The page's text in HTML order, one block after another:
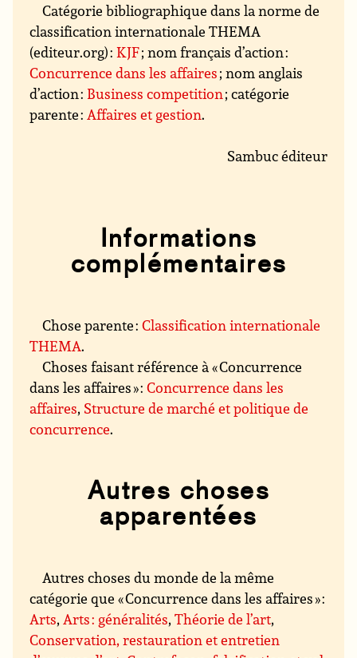
Catégorie bibliographique dans la norme de
classification internationale THEMA
(editeur.org) :KJF; nom français d’action :
Concurrence dans les affaires; nom anglais
d’action : Business competition; catégorie
parente :Affaires et gestion.
Sambuc éditeur
Informations
complémentaires
Chose parente :Classification internationale
THEMA.
Choses faisant référence à « Concurrence
dans les affaires » :Concurrence dans les
affaires, Structure de marché et politique de
concurrence.
Autres choses
apparentées
Autres choses du monde de la même
catégorie que « Concurrence dans les affaires » :
Arts,Arts : généralités,Théorie de l’art,
Conservation, restauration et entretien